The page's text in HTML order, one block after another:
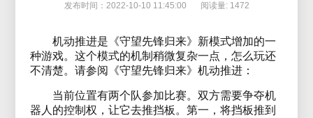
发布时间：2022-10-10 11:45:00 阅读量: 1472
机动推进是《守望先锋归来》新模式增加的一
种游戏。这个模式的机制稍微复杂一点，怎么玩还
不清楚。请参阅《守望先锋归来》机动推进：
当前位置有两个队参加比赛。双方需要争夺机
器人的控制权，让它去推挡板。第一，将挡板推到